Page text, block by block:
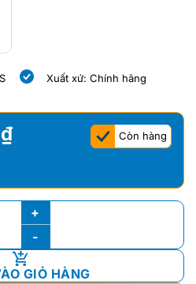
Xuất xứ: Chính hãng
₫
Còn hàng
5012S số lượng
GIỎ HÀNG